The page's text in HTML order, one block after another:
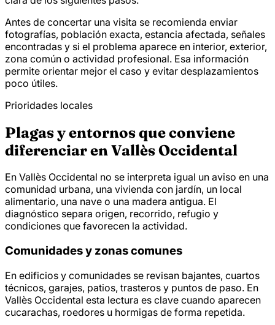
Antes de concertar una visita se recomienda enviar
fotografías, población exacta, estancia afectada, señales
encontradas y si el problema aparece en interior, exterior,
zona común o actividad profesional. Esa información
permite orientar mejor el caso y evitar desplazamientos
poco útiles.
Prioridades locales
Plagas y entornos que conviene
diferenciar en Vallès Occidental
En Vallès Occidental no se interpreta igual un aviso en una
comunidad urbana, una vivienda con jardín, un local
alimentario, una nave o una madera antigua. El
diagnóstico separa origen, recorrido, refugio y
condiciones que favorecen la actividad.
Comunidades y zonas comunes
En edificios y comunidades se revisan bajantes, cuartos
técnicos, garajes, patios, trasteros y puntos de paso. En
Vallès Occidental esta lectura es clave cuando aparecen
cucarachas, roedores u hormigas de forma repetida.